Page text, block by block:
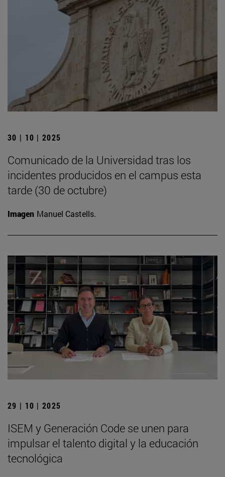
30 | 10 | 2025
Comunicado de la Universidad tras los
incidentes producidos en el campus esta
tarde (30 de octubre)
Imagen Manuel Castells.
29 | 10 | 2025
ISEM y Generación Code se unen para
impulsar el talento digital y la educación
tecnológica